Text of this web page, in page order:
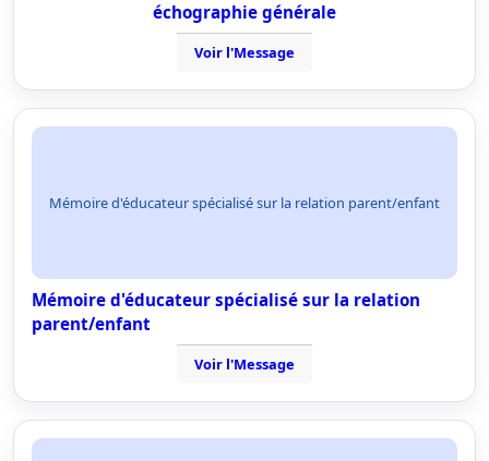
échographie générale
Voir l'Message
Mémoire d'éducateur spécialisé sur la relation parent/enfant
Mémoire d'éducateur spécialisé sur la relation
parent/enfant
Voir l'Message